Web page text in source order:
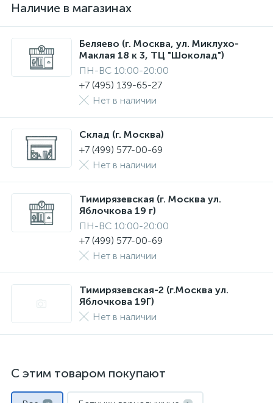
Наличие в магазинах
Беляево (г. Москва, ул. Миклухо-
Маклая 18 к 3, ТЦ "Шоколад")
ПН-ВС 10:00-20:00
+7 (495) 139-65-27
Нет в наличии
Склад (г. Москва)
+7 (499) 577-00-69
Нет в наличии
Тимирязевская (г. Москва ул.
Яблочкова 19 г)
ПН-ВС 10:00-20:00
+7 (499) 577-00-69
Нет в наличии
Тимирязевская-2 (г.Москва ул.
Яблочкова 19Г)
Нет в наличии
С этим товаром покупают